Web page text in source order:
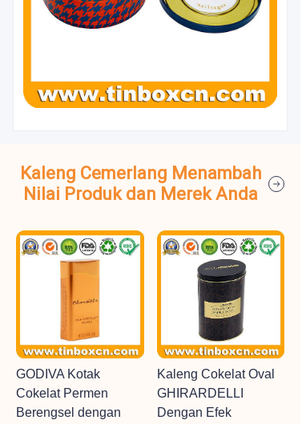
Kaleng Cemerlang Menambah
Nilai Produk dan Merek Anda
GODIVA Kotak
Cokelat Permen
Berengsel dengan
Kaleng Cokelat Oval
GHIRARDELLI
Dengan Efek